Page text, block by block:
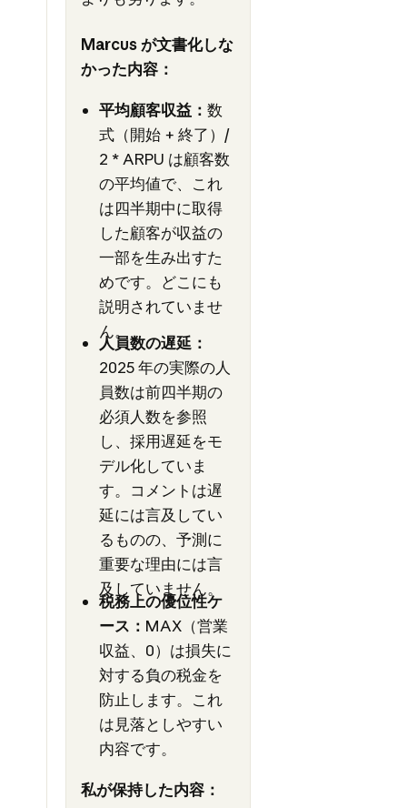
Marcus が文書化しな
かった内容：
平均顧客収益：数
式（開始 + 終了）/
2 * ARPU は顧客数
の平均値で、これ
は四半期中に取得
した顧客が収益の
一部を生み出すた
めです。どこにも
説明されていませ
ん。
人員数の遅延：
2025 年の実際の人
員数は前四半期の
必須人数を参照
し、採用遅延をモ
デル化していま
す。コメントは遅
延には言及してい
るものの、予測に
重要な理由には言
及していません。
税務上の優位性ケ
ース： MAX（営業
収益、0）は損失に
対する負の税金を
防止します。これ
は見落としやすい
内容です。
私が保持した内容：